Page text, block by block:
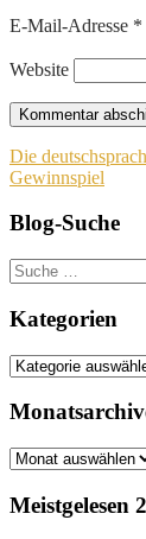
E-Mail-Adresse *
Website
Die
Gewinnspiel
Blog-Suche
Suche
nach:
Kategorien
Kategorien
Monatsarchive
Meistgelesen